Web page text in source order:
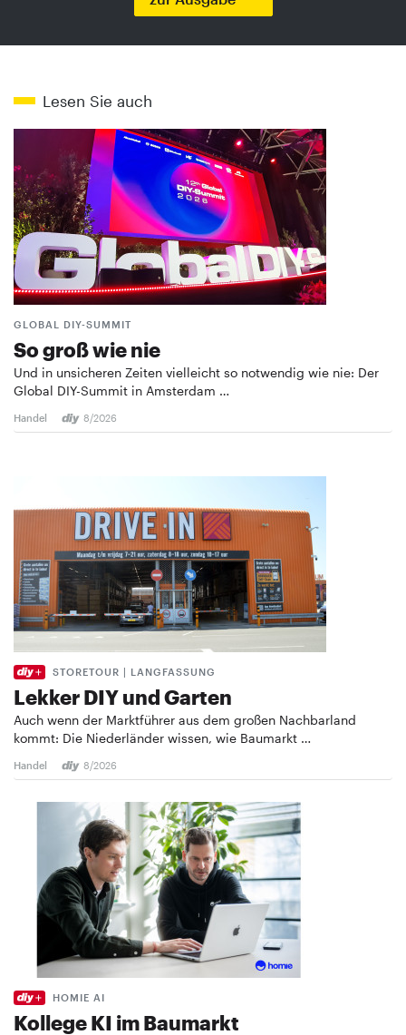
Lesen Sie auch
GLOBAL DIY-SUMMIT
So groß wie nie
Und in unsicheren Zeiten vielleicht so notwendig wie nie: Der
Global DIY-Summit in Amsterdam …
Handel 8/2026
STORETOUR | LANGFASSUNG
Lekker DIY und Garten
Auch wenn der Marktführer aus dem großen Nachbarland
kommt: Die Niederländer wissen, wie Baumarkt …
Handel 8/2026
HOMIE AI
Kollege KI im Baumarkt